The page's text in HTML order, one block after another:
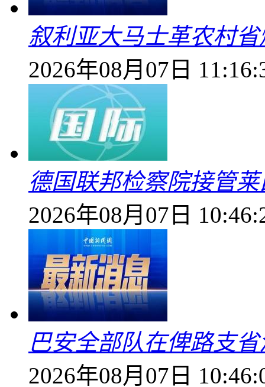
叙利亚大马士革农村
2026年08月07日
德国联邦检察院接管
2026年08月07日
巴安全部队在俾路支
2026年08月07日